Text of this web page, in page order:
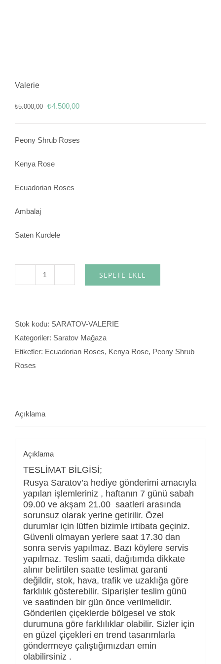
Valerie
₺5.000,00 Orijinal
₺4.500,00Şu
Peony Shrub Roses
Kenya Rose
Ecuadorian Roses
Ambalaj
Saten Kurdele
SEPETE EKLE
Stok kodu: SARATOV-VALERIE
Kategoriler: Saratov Mağaza
Etiketler: Ecuadorian Roses, Kenya Rose, Peony Shrub
Roses
Açıklama
Açıklama
TESLİMAT BİLGİSİ;
Rusya Saratov’a hediye gönderimi amacıyla
yapılan işlemleriniz , haftanın 7 günü sabah
09.00 ve akşam 21.00 saatleri arasında
sorunsuz olarak yerine getirilir. Özel
durumlar için lütfen bizimle irtibata geçiniz.
Güvenli olmayan yerlere saat 17.30 dan
sonra servis yapılmaz. Bazı köylere servis
yapılmaz. Teslim saati, dağıtımda dikkate
alınır belirtilen saatte teslimat garanti
değildir, stok, hava, trafik ve uzaklığa göre
farklılık gösterebilir. Siparişler teslim günü
ve saatinden bir gün önce verilmelidir.
Gönderilen çiçeklerde bölgesel ve stok
durumuna göre farklılıklar olabilir. Sizler için
en güzel çiçekleri en trend tasarımlarla
göndermeye çalıştığımızdan emin
olabilirsiniz .